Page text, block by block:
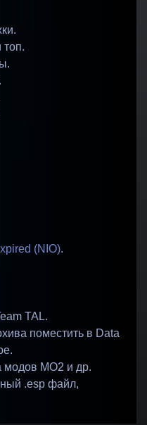
(NIO).
TAL.
поместить в Data
MO2 и др.
.esp файл,